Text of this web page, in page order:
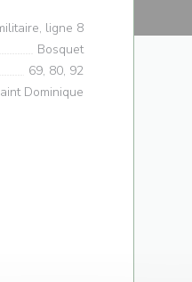
ligne 8
Bosquet
69, 80, 92
Dominique